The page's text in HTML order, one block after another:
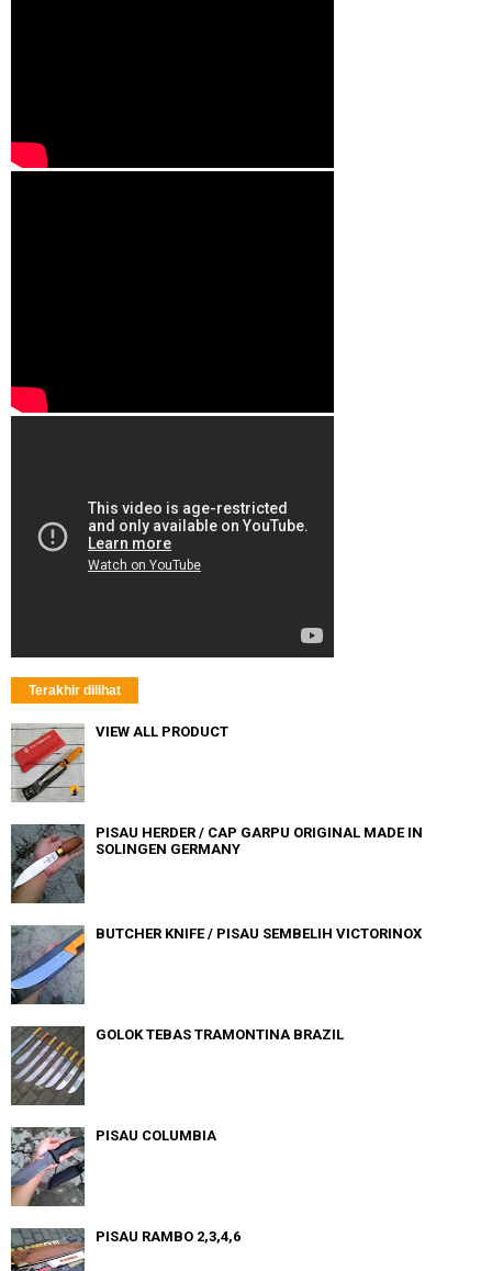
Terakhir dilihat
VIEW ALL PRODUCT
PISAU HERDER / CAP GARPU ORIGINAL MADE IN
SOLINGEN GERMANY
BUTCHER KNIFE / PISAU SEMBELIH VICTORINOX
GOLOK TEBAS TRAMONTINA BRAZIL
PISAU COLUMBIA
PISAU RAMBO 2,3,4,6